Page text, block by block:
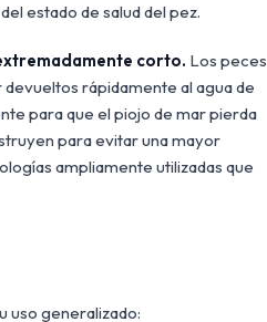
estado de salud del pez.
corto. Los peces
devueltos rápidamente al agua de
para que el piojo de mar pierda
para evitar una mayor
ampliamente utilizadas que
uso generalizado: